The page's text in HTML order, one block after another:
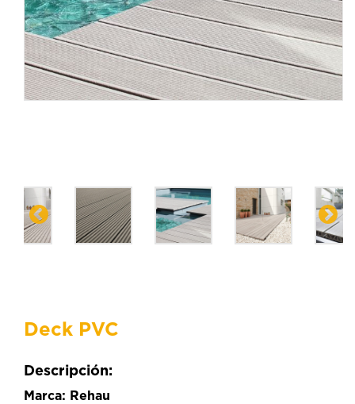
Deck PVC
Descripción:
Marca: Rehau